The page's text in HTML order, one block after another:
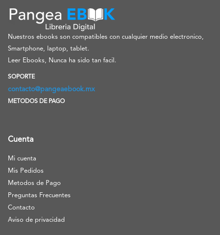
Nuestros ebooks son compatibles con cualquier medio electronico,
Smartphone, laptop, tablet.
Leer Ebooks, Nunca ha sido tan facil.
SOPORTE
contacto@pangeaebook.mx
METODOS DE PAGO
Cuenta
Mi cuenta
Mis Pedidos
Metodos de Pago
Preguntas Frecuentes
Contacto
Aviso de privacidad